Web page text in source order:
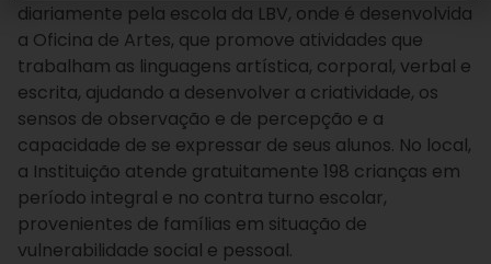
diariamente pela escola da LBV, onde é desenvolvida
a Oficina de Artes, que promove atividades que
trabalham as linguagens artística, corporal, verbal e
escrita, ajudando a desenvolver a criatividade, os
sensos de observação e de percepção e a
capacidade de se expressar de seus alunos. No local,
a Instituição atende gratuitamente 198 crianças em
período integral e no contra turno escolar,
provenientes de famílias em situação de
vulnerabilidade social e pessoal.